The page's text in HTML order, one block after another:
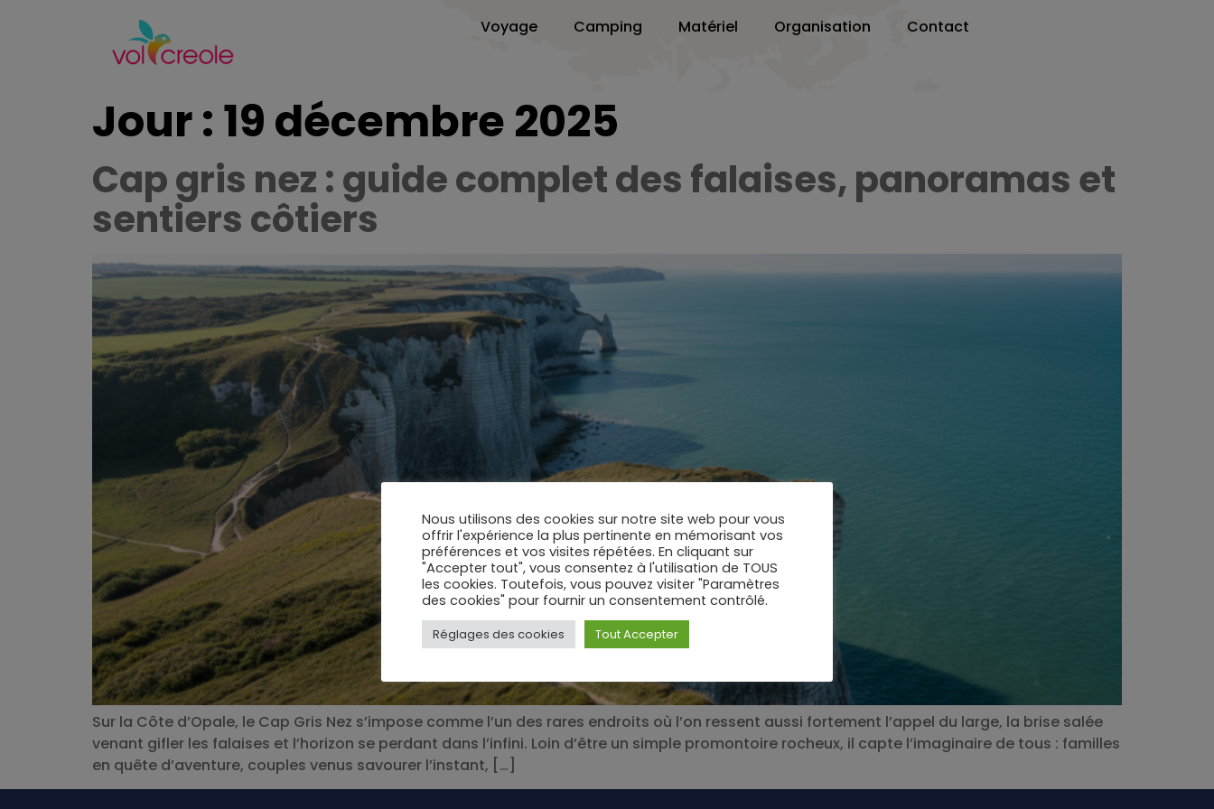
Voyage Camping Matériel Organisation Contact
Jour :19 décembre 2025
Cap gris nez : guide complet des falaises, panoramas et
sentiers côtiers
Sur la Côte d’Opale, le Cap Gris Nez s’impose comme l’un des rares endroits où l’on ressent aussi fortement l’appel du large, la brise salée
venant gifler les falaises et l’horizon se perdant dans l’infini. Loin d’être un simple promontoire rocheux, il capte l’imaginaire de tous : familles
en quête d’aventure, couples venus savourer l’instant, […]
Nous utilisons des cookies sur notre site web pour vous
offrir l'expérience la plus pertinente en mémorisant vos
préférences et vos visites répétées. En cliquant sur
"Accepter tout", vous consentez à l'utilisation de TOUS
les cookies. Toutefois, vous pouvez visiter "Paramètres
des cookies" pour fournir un consentement contrôlé.
Réglages des cookies Tout Accepter